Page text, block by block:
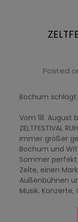
Posted
Bochum
Vom 18. August
ZELTFESTIVAL
immer größer
Bochum und
Sommer
Zelte, einen
Außenbühnen
Musik.